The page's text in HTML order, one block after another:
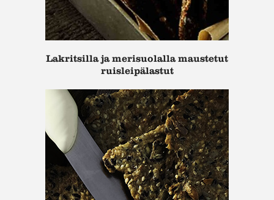
Lakritsilla ja merisuolalla maustetut
ruisleipälastut